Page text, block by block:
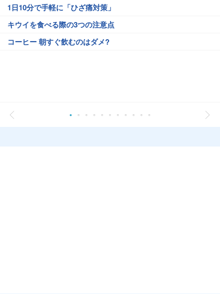
1日10分で手軽に「ひざ痛対策」
キウイを食べる際の3つの注意点
コーヒー 朝すぐ飲むのはダメ?